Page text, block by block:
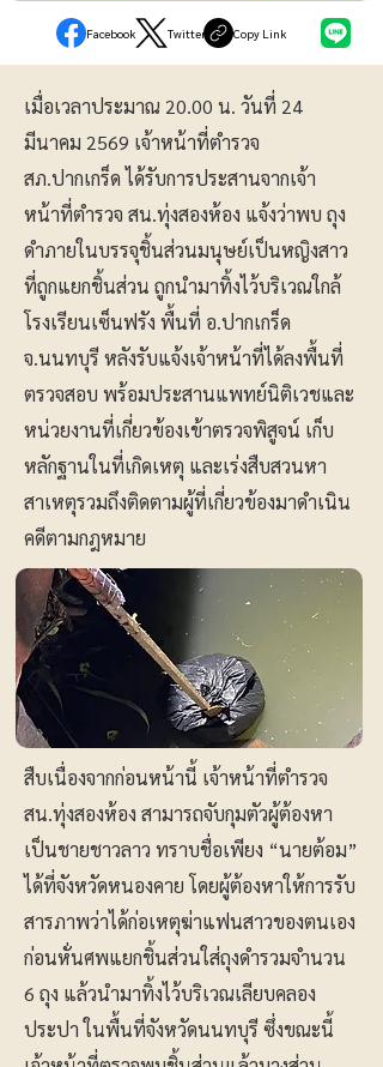
Facebook Twitter Copy Link
เมื่อเวลา​ประมาณ 20.00 น. วันที่ 24
มีนาคม 2569 เจ้าหน้าที่ตำรวจ
สภ.ปากเกร็ด ได้รับการประสานจากเจ้า
หน้าที่ตำรวจ สน.ทุ่งสองห้อง แจ้งว่าพบ ถุง
ดำภายในบรรจุชิ้นส่วนมนุษย์เป็นหญิงสาว
ที่ถูกแยกชิ้นส่วน ถูกนำมาทิ้งไว้บริเวณใกล้
โรงเรียนเซ็นฟรัง พื้นที่ อ.ปากเกร็ด
จ.นนทบุรี หลังรับแจ้งเจ้าหน้าที่ได้ลงพื้นที่
ตรวจสอบ พร้อมประสานแพทย์นิติเวชและ
หน่วยงานที่เกี่ยวข้องเข้าตรวจพิสูจน์ เก็บ
หลักฐานในที่เกิดเหตุ และเร่งสืบสวนหา
สาเหตุรวมถึงติดตามผู้ที่เกี่ยวข้องมาดำเนิน
คดีตามกฎหมาย
สืบเนื่องจากก่อนหน้านี้ เจ้าหน้าที่ตำรวจ
สน.ทุ่งสองห้อง สามารถจับกุมตัวผู้ต้องหา
เป็นชายชาวลาว ทราบชื่อเพียง “นายต้อม”
ได้ที่จังหวัดหนองคาย โดยผู้ต้องหาให้การรับ
สารภาพว่าได้ก่อเหตุฆ่าแฟนสาวของตนเอง
ก่อนหั่นศพแยกชิ้นส่วนใส่ถุงดำรวมจำนวน
6 ถุง แล้วนำมาทิ้งไว้บริเวณเลียบคลอง
ประปา ในพื้นที่จังหวัดนนทบุรี ซึ่งขณะนี้